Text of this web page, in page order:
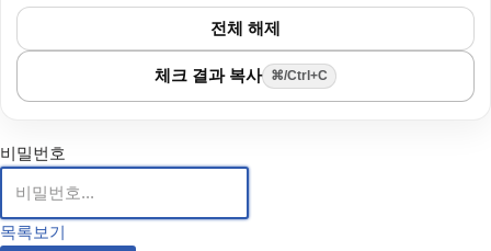
전체 해제
체크 결과 복사 ⌘/Ctrl+C
비밀번호
목록보기